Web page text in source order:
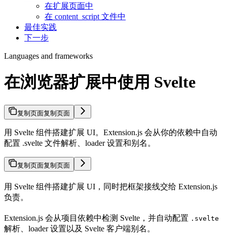
在扩展页面中
在 content_script 文件中
最佳实践
下一步
Languages and frameworks
在浏览器扩展中使用 Svelte
复制页面复制页面
用 Svelte 组件搭建扩展 UI。Extension.js 会从你的依赖中自动
配置 .svelte 文件解析、loader 设置和别名。
复制页面复制页面
用 Svelte 组件搭建扩展 UI，同时把框架接线交给 Extension.js
负责。
Extension.js 会从项目依赖中检测 Svelte，并自动配置 .svelte
解析、loader 设置以及 Svelte 客户端别名。